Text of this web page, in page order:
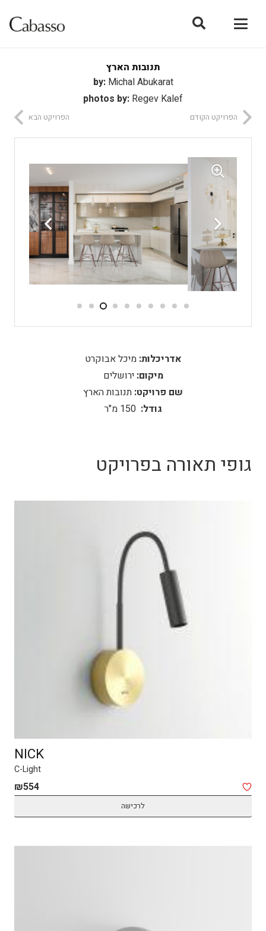
תנובות הארץ
by:Michal Abukarat
photos by: Regev Kalef
הפרויקט הבא הפרויקט הקודם
אדריכלות: מיכל אבוקרט
מיקום:ירושלים
שם פרויקט: תנובות הארץ
גודל: 150 מ"ר
גופי תאורה בפרויקט
NICK
C-Light
₪554
לרכישה